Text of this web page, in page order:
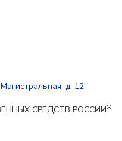
д. 12
СРЕДСТВ РОССИИ®